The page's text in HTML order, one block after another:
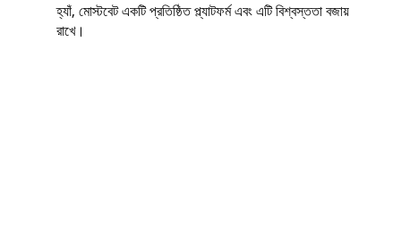
হ্যাঁ, মোস্টবেট একটি প্রতিষ্ঠিত প্ল্যাটফর্ম এবং এটি বিশ্বস্ততা বজায়
রাখে।